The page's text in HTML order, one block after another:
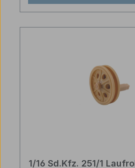
1/16 Sd.Kfz. 251/1